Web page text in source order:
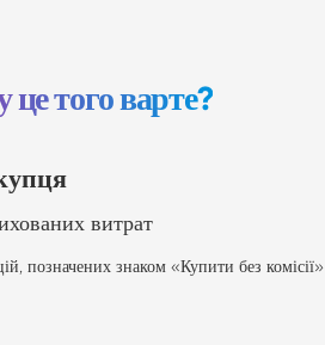
того варте?
витрат
позначених знаком «Купити без комісії»